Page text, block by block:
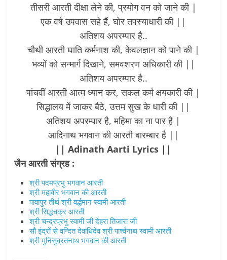
तीसरी आरती दीक्षा लेने की, प्रयोग वन को जाने की |
एक वर्ष उपवास सहे हैं, घोर तपस्याधारी की ||
अतिशय अपरम्पार है..
चौथी आरती घाति कर्मनाश की, केवलज्ञान को पाने की |
भव्यों को सन्मार्ग दिखाने, समवशरण अधिकारी की ||
अतिशय अपरम्पार है..
पांचवीं आरती आत्म ध्यान कर, सकल कर्म क्षयकारी की |
सिद्धालय में जाकर बैठे, उत्तम सुख के धारी की ||
अतिशय अपरम्पार है, महिमा का ना पार है |
आदिनाथ भगवान की आरती बारम्बार है ||
|| Adinath Aarti Lyrics ||
जैन आरती संग्रह :
श्री पदमप्रभु भगवान आरती
श्री महावीर भगवान की आरती
पावापुर तीर्थ श्री वर्द्धमान स्वामी आरती
श्री सिद्धचक्र आरती
श्री चन्द्रप्रभु स्वामी जी देहरा तिजारा जी
सौ इंद्रों से वन्दित देवाधिदेव श्री पार्श्वनाथ स्वामी आरती
श्री मुनिसुव्रतनाथ भगवान की आरती